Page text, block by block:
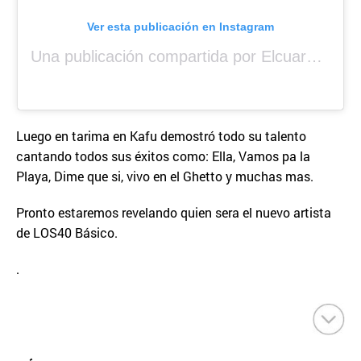
Ver esta publicación en Instagram
Una publicación compartida por Elcuara (@elcuara.25)
Luego en tarima en Kafu demostró todo su talento
cantando todos sus éxitos como: Ella, Vamos pa la
Playa, Dime que si, vivo en el Ghetto y muchas mas.
Pronto estaremos revelando quien sera el nuevo artista
de LOS40 Básico.
.